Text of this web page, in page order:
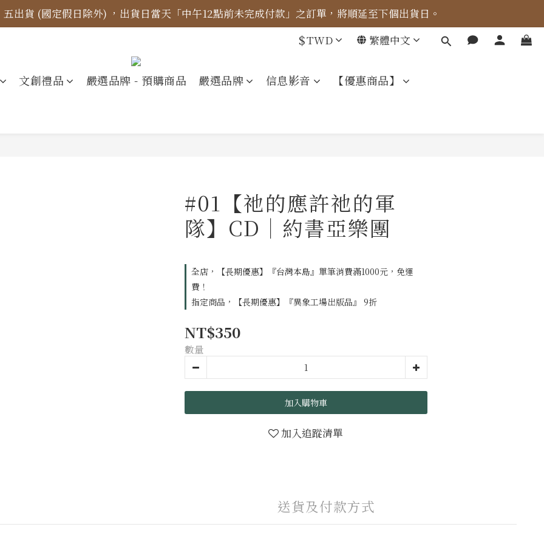
示更新】異象出版品-價格標示更新為原價，折扣一律購物車計算。
出貨 (國定假日除外) ，出貨日當天「中午12點前未完成付款」之訂單，將順延至下個出貨日。
示更新】異象出版品-價格標示更新為原價，折扣一律購物車計算。
$TWD 繁體中文
文創禮品 嚴選品牌 - 預購商品 嚴選品牌 信息影音 【優惠商品】
#01【祂的應許祂的軍
隊】CD｜約書亞樂團
全店，【長期優惠】『台灣本島』單筆消費滿1000元，免運
費！
指定商品，【長期優惠】『異象工場出版品』 9折
NT$350
數量
加入購物車
加入追蹤清單
送貨及付款方式